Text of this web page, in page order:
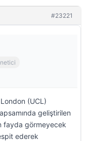
#23221
(UCL)
geliştirilen
fayda görmeyecek
ederek